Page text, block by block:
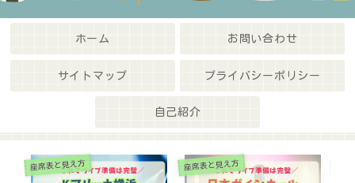
ホーム お問い合わせ
サイトマップ プライバシーポリシー
自己紹介
STARTOライブ完全マニュアル ホテル情報